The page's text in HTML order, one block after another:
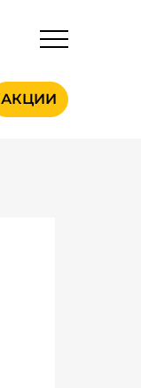
АКЦИИ